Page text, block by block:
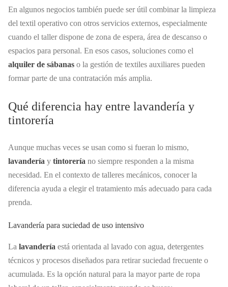
En algunos negocios también puede ser útil combinar la limpieza
del textil operativo con otros servicios externos, especialmente
cuando el taller dispone de zona de espera, área de descanso o
espacios para personal. En esos casos, soluciones como el
alquiler de sábanas o la gestión de textiles auxiliares pueden
formar parte de una contratación más amplia.
Qué diferencia hay entre lavandería y
tintorería
Aunque muchas veces se usan como si fueran lo mismo,
lavandería y tintorería no siempre responden a la misma
necesidad. En el contexto de talleres mecánicos, conocer la
diferencia ayuda a elegir el tratamiento más adecuado para cada
prenda.
Lavandería para suciedad de uso intensivo
La lavandería está orientada al lavado con agua, detergentes
técnicos y procesos diseñados para retirar suciedad frecuente o
acumulada. Es la opción natural para la mayor parte de ropa